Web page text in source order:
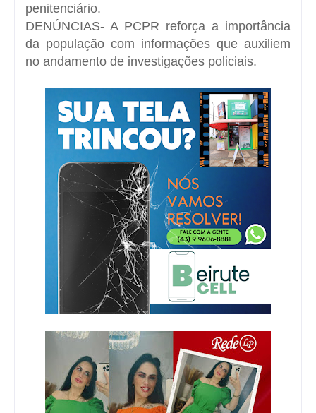
penitenciário.
DENÚNCIAS- A PCPR reforça a importância
da população com informações que auxiliem
no andamento de investigações policiais.